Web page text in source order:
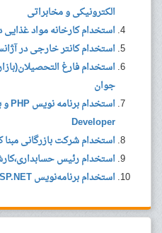
الکترونیکی و مخابراتی
استخدام کارخانه مواد
استخدام کانتر خارجی در
جوان
Developer
استخدام شرکت بازرگانی مبنا
استخدام رئیس
استخدام برنامه‌نویس ASP.NET،طراح وبسایت UI در تهران